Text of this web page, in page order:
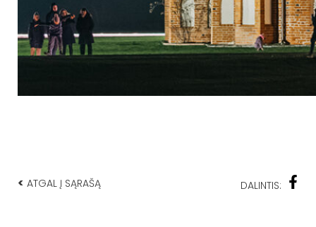
< ATGAL Į SĄRAŠĄ DALINTIS: